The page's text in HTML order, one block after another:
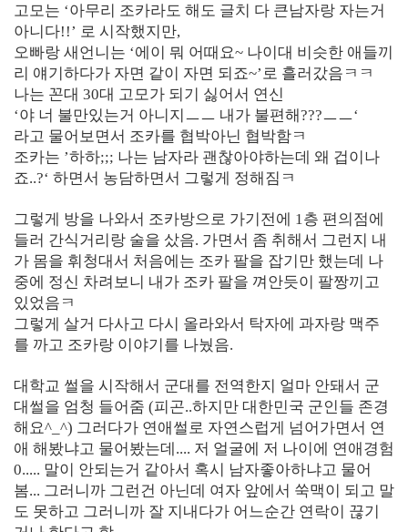
고모는 ‘아무리 조카라도 해도 글치 다 큰남자랑 자는거
아니다!!’ 로 시작했지만,
오빠랑 새언니는 ‘에이 뭐 어때요~ 나이대 비슷한 애들끼
리 얘기하다가 자면 같이 자면 되죠~’로 흘러갔음ㅋㅋ
나는 꼰대 30대 고모가 되기 싫어서 연신
‘야 너 불만있는거 아니지ㅡㅡ 내가 불편해???ㅡㅡ‘
라고 물어보면서 조카를 협박아닌 협박함ㅋ
조카는 ’하하;;; 나는 남자라 괜찮아야하는데 왜 겁이나
죠..?‘ 하면서 농담하면서 그렇게 정해짐ㅋ
그렇게 방을 나와서 조카방으로 가기전에 1층 편의점에
들러 간식거리랑 술을 샀음. 가면서 좀 취해서 그런지 내
가 몸을 휘청대서 처음에는 조카 팔을 잡기만 했는데 나
중에 정신 차려보니 내가 조카 팔을 껴안듯이 팔짱끼고
있었음ㅋ
그렇게 살거 다사고 다시 올라와서 탁자에 과자랑 맥주
를 까고 조카랑 이야기를 나눴음.
대학교 썰을 시작해서 군대를 전역한지 얼마 안돼서 군
대썰을 엄청 들어줌 (피곤..하지만 대한민국 군인들 존경
해요^_^) 그러다가 연애썰로 자연스럽게 넘어가면서 연
애 해봤냐고 물어봤는데.... 저 얼굴에 저 나이에 연애경험
0..... 말이 안되는거 같아서 혹시 남자좋아하냐고 물어
봄... 그러니까 그런건 아닌데 여자 앞에서 쑥맥이 되고 말
도 못하고 그러니까 잘 지내다가 어느순간 연락이 끊기